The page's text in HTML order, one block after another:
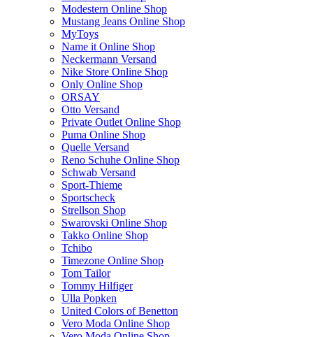
Modestern Online Shop
Mustang Jeans Online Shop
MyToys
Name it Online Shop
Neckermann Versand
Nike Store Online Shop
Only Online Shop
ORSAY
Otto Versand
Private Outlet Online Shop
Puma Online Shop
Quelle Versand
Reno Schuhe Online Shop
Schwab Versand
Sport-Thieme
Sportscheck
Strellson Shop
Swarovski Online Shop
Takko Online Shop
Tchibo
Timezone Online Shop
Tom Tailor
Tommy Hilfiger
Ulla Popken
United Colors of Benetton
Vero Moda Online Shop